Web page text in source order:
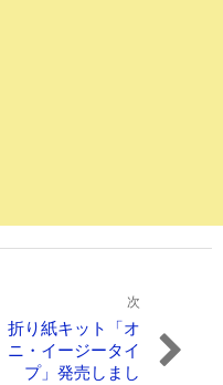
次
次折り紙キット「オ
ニ・イージータイ
プ」発売しまし